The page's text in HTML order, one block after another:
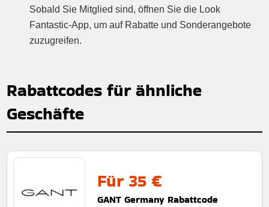
Sobald Sie Mitglied sind, öffnen Sie die Look
Fantastic-App, um auf Rabatte und Sonderangebote
zuzugreifen.
Rabattcodes für ähnliche
Geschäfte
Für 35 €
GANT Germany Rabattcode